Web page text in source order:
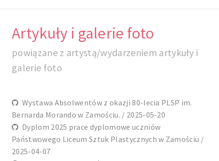
Artykuły i galerie foto
powiązane z artystą/wydarzeniem artykuły i
galerie foto
Wystawa Absolwentów z okazji 80-lecia PLSP im.
Bernarda Morando w Zamościu. / 2025-05-20
Dyplom 2025 prace dyplomowe uczniów
Państwowego Liceum Sztuk Plastycznych w Zamościu /
2025-04-07